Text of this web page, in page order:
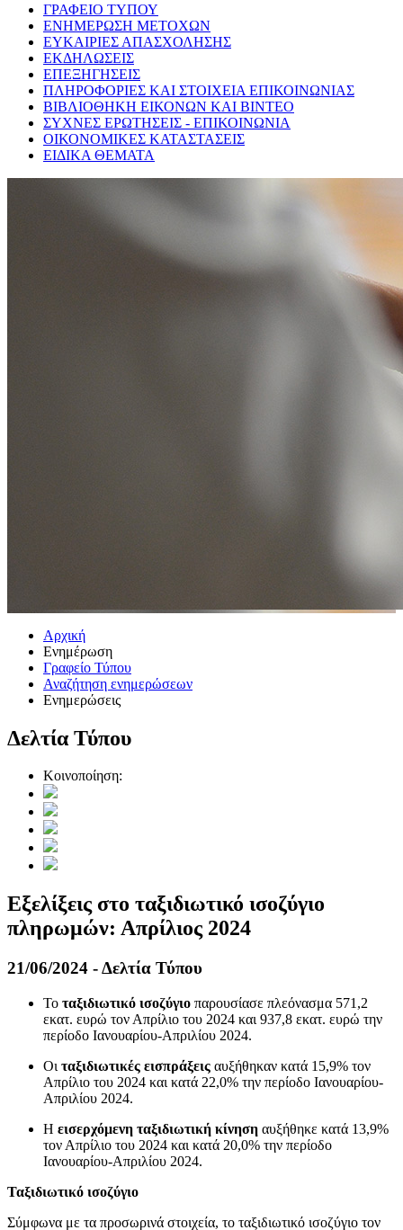
ΓΡΑΦΕΙΟ ΤΥΠΟΥ
ΕΝΗΜΕΡΩΣΗ ΜΕΤΟΧΩΝ
ΕΥΚΑΙΡΙΕΣ ΑΠΑΣΧΟΛΗΣΗΣ
ΕΚΔΗΛΩΣΕΙΣ
ΕΠΕΞΗΓΗΣΕΙΣ
ΠΛΗΡΟΦΟΡΙΕΣ ΚΑΙ ΣΤΟΙΧΕΙΑ ΕΠΙΚΟΙΝΩΝΙΑΣ
ΒΙΒΛΙΟΘΗΚΗ ΕΙΚΟΝΩΝ ΚΑΙ ΒΙΝΤΕΟ
ΣΥΧΝΕΣ ΕΡΩΤΗΣΕΙΣ - ΕΠΙΚΟΙΝΩΝΙΑ
ΟΙΚΟΝΟΜΙΚΕΣ ΚΑΤΑΣΤΑΣΕΙΣ
ΕΙΔΙΚΑ ΘΕΜΑΤΑ
Αρχική
Ενημέρωση
Γραφείο Τύπου
Αναζήτηση ενημερώσεων
Ενημερώσεις
Δελτία Τύπου
Κοινοποίηση:
Εξελίξεις στο ταξιδιωτικό ισοζύγιο
πληρωμών: Απρίλιος 2024
21/06/2024 - Δελτία Τύπου
Το ταξιδιωτικό ισοζύγιο παρουσίασε πλεόνασμα 571,2
εκατ. ευρώ τον Απρίλιο του 2024 και 937,8 εκατ. ευρώ την
περίοδο Ιανουαρίου-Απριλίου 2024.
Oι ταξιδιωτικές εισπράξεις αυξήθηκαν κατά 15,9% τον
Απρίλιο του 2024 και κατά 22,0% την περίοδο Ιανουαρίου-
Απριλίου 2024.
Η εισερχόμενη ταξιδιωτική κίνηση αυξήθηκε κατά 13,9%
τον Απρίλιο του 2024 και κατά 20,0% την περίοδο
Ιανουαρίου-Απριλίου 2024.
Ταξιδιωτικό ισοζύγιο
Σύμφωνα με τα προσωρινά στοιχεία, το ταξιδιωτικό ισοζύγιο τον